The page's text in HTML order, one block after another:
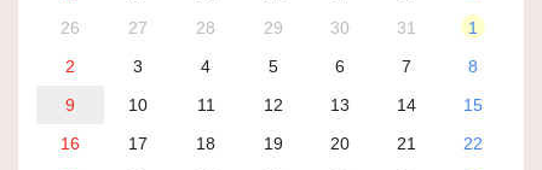
26
27 28 29 30 31
1
2
3 4 5 6 7
8
9
10 11 12 13 14
15
16
17 18 19 20 21
22